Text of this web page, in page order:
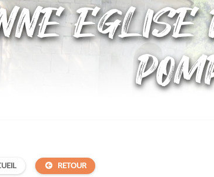
EGLISE
RETOUR